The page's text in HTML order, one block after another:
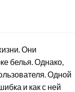
Они
белья. Однако,
Одной
и как с ней